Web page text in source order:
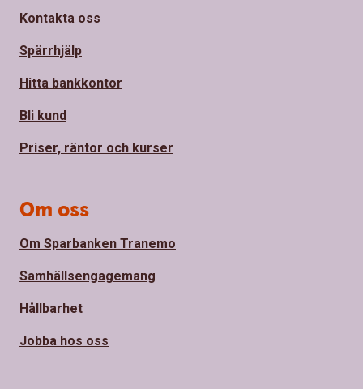
Kontakta oss
Spärrhjälp
Hitta bankkontor
Bli kund
Priser, räntor och kurser
Om oss
Om Sparbanken Tranemo
Samhällsengagemang
Hållbarhet
Jobba hos oss